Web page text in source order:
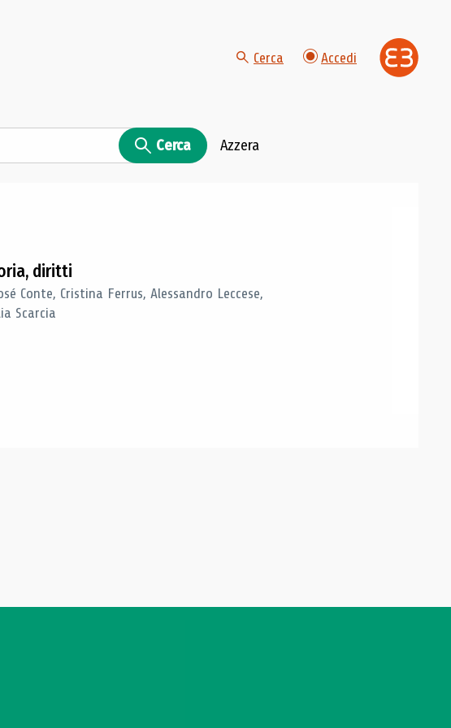
Cerca Accedi
Cerca Azzera
diritti
Conte, Cristina Ferrus, Alessandro Leccese,
Scarcia